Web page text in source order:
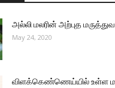
அல்லி மலரின் அற்புத
May 24, 2020
விளக்கெண்ணெய்யில் உள்ள